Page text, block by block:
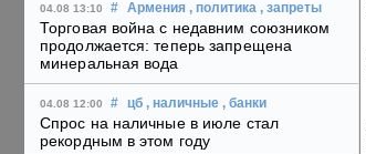
04.08 13:10 # Армения , политика , запреты
Торговая война с недавним союзником
продолжается: теперь запрещена
минеральная вода
04.08 12:00 # цб , наличные , банки
Спрос на наличные в июле стал
рекордным в этом году